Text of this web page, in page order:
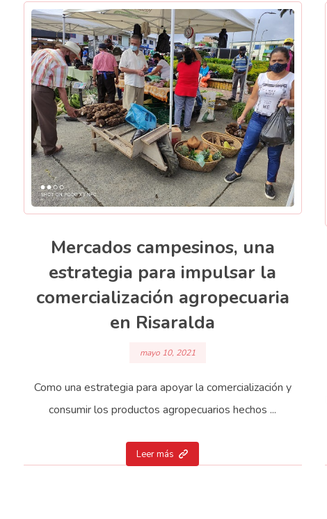
Mercados campesinos, una
estrategia para impulsar la
comercialización agropecuaria
en Risaralda
mayo 10, 2021
Como una estrategia para apoyar la comercialización y
consumir los productos agropecuarios hechos ...
Leer más